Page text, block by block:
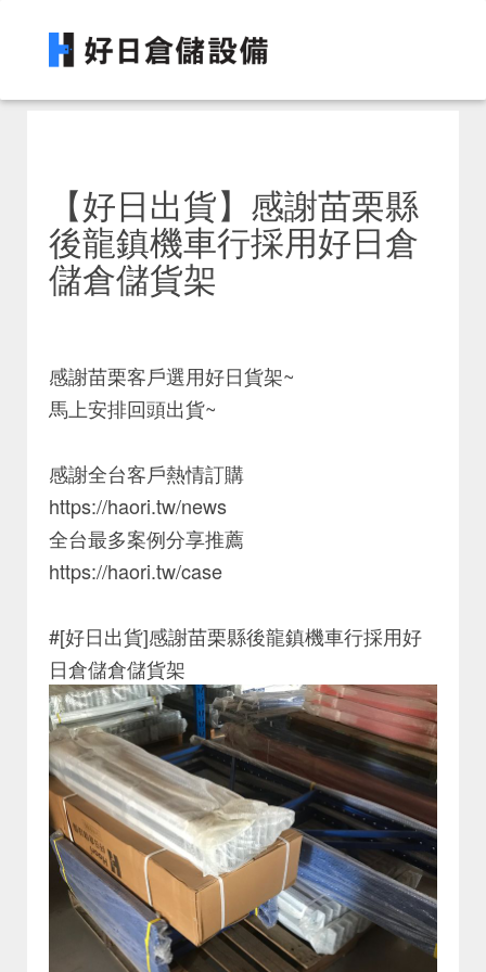
【好日出貨】感謝苗栗縣
後龍鎮機車行採用好日倉
儲倉儲貨架
感謝苗栗客戶選用好日貨架~
馬上安排回頭出貨~
感謝全台客戶熱情訂購
https://haori.tw/news
全台最多案例分享推薦
https://haori.tw/case
#[好日出貨]感謝苗栗縣後龍鎮機車行採用好
日倉儲倉儲貨架